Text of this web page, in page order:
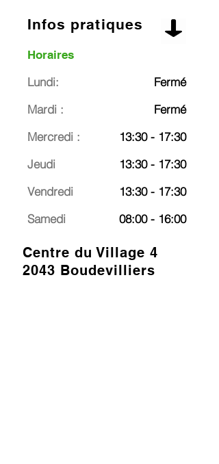
Infos pratiques
Horaires
Lundi:
Mardi :
Mercredi :
Jeudi
Vendredi
Samedi
Fermé
Fermé
13:30 - 17:30
13:30 - 17:30
13:30 - 17:30
08:00 - 16:00
Centre du Village 4
2043 Boudevilliers